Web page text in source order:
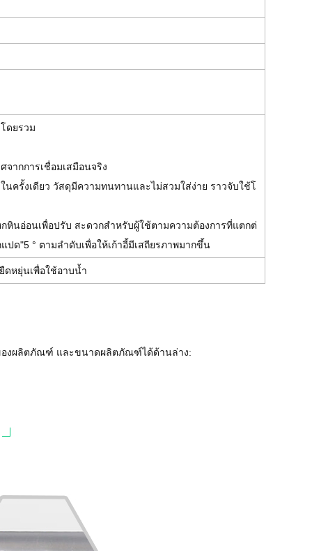
ดยรวม
ากการเชื่อมเสมือนจริง
ครั้งเดียว วัสดุมีความทนทานและไม่สวมใส่ง่าย ราวจับใช้โ
หินอ่อนเพื่อปรับ สะดวกสำหรับผู้ใช้ตามความต้องการที่แตกต่
ด"5 ° ตามลำดับเพื่อให้เก้าอี้มีเสถียรภาพมากขึ้น
ดหยุ่นเพื่อใช้อาบน้ำ
องผลิตภัณฑ์ และขนาดผลิตภัณฑ์ได้ด้านล่าง: